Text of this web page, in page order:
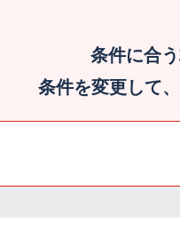
条件に合
条件を変更して